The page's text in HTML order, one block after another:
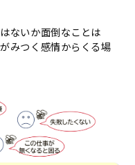
ないか面倒なことは
みつく感情からくる場